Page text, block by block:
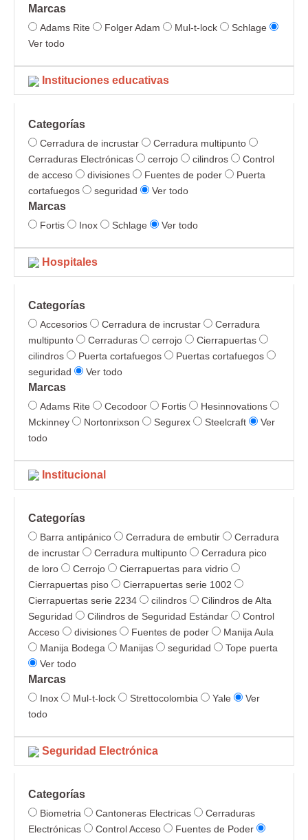
Marcas
Adams Rite Folger Adam Mul-t-lock
Schlage
Ver todo
Instituciones educativas
Categorías
Cerradura de incrustar
Cerradura multipunto
Cerraduras Electrónicas
cerrojo cilindros
Control
de acceso
divisiones Fuentes de poder
Puerta
cortafuegos
seguridad Ver todo
Marcas
Fortis Inox Schlage Ver todo
Hospitales
Categorías
Accesorios Cerradura de incrustar
Cerradura
multipunto
Cerraduras cerrojo
Cierrapuertas
cilindros
Puerta cortafuegos
Puertas cortafuegos
seguridad
Ver todo
Marcas
Adams Rite Cecodoor Fortis
Hesinnovations
Mckinney
Nortonrixson Segurex Steelcraft
Ver
todo
Institucional
Categorías
Barra antipánico Cerradura de embutir
Cerradura
de incrustar
Cerradura multipunto
Cerradura pico
de loro
Cerrojo
Cierrapuertas para vidrio
Cierrapuertas piso
Cierrapuertas serie 1002
Cierrapuertas serie 2234
cilindros
Cilindros de Alta
Seguridad
Cilindros de Seguridad Estándar
Control
Acceso
divisiones Fuentes de poder
Manija Aula
Manija Bodega
Manijas seguridad
Tope puerta
Ver todo
Marcas
Inox Mul-t-lock Strettocolombia Yale
Ver
todo
Seguridad Electrónica
Categorías
Biometria Cantoneras Electricas
Cerraduras
Electrónicas
Control Acceso
Fuentes de Poder